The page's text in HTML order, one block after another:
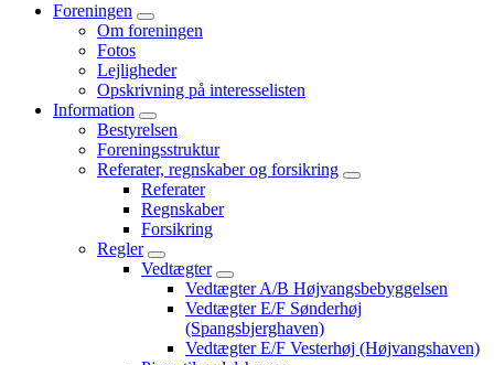
Foreningen
Om foreningen
Fotos
Lejligheder
Opskrivning på interesselisten
Information
Bestyrelsen
Foreningsstruktur
Referater, regnskaber og forsikring
Referater
Regnskaber
Forsikring
Regler
Vedtægter
Vedtægter A/B Højvangsbebyggelsen
Vedtægter E/F Sønderhøj
(Spangsbjerghaven)
Vedtægter E/F Vesterhøj (Højvangshaven)